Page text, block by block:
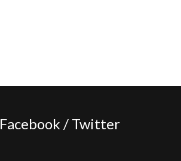
Facebook / Twitter